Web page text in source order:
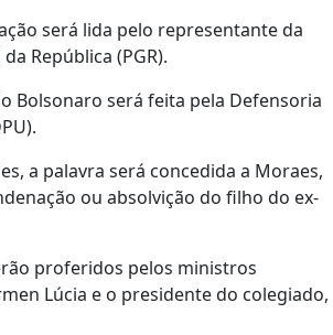
será lida pelo representante da
República (PGR).
Bolsonaro será feita pela Defensoria
a palavra será concedida a Moraes,
ou absolvição do filho do ex-
proferidos pelos ministros
Lúcia e o presidente do colegiado,